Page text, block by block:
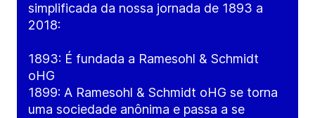
simplificada da nossa jornada de 1893 a
2018:
1893: É fundada a Ramesohl & Schmidt
oHG
1899: A Ramesohl & Schmidt oHG se torna
uma sociedade anônima e passa a se